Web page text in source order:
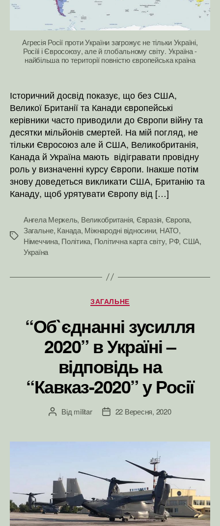
Агресія Росії проти України загрожує не тільки Україні,
Росіїі і Євросоюзу, але й глобальному світу. Україна -
найбільша по території повністю європейська країна
Історичний досвід показує, що без США,
Великої Британії та Канади європейські
керівники часто приводили до Європи війну та
десятки мільйонів смертей. На мій погляд, не
тільки Євросоюз але й США, Великобританія,
Канада й Україна мають відігравати провідну
роль у визначенні курсу Європи. Інакше потім
знову доведеться викликати США, Британію та
Канаду, щоб урятувати Європу від […]
Позначки
Ангела Меркель, Великобританія, Євразія, Європа,
Загальне, Канада, Міжнародні відносини, НАТО,
Німеччина, Політика, Політична карта світу, РФ, США,
Україна
Категорії
ЗАГАЛЬНЕ
“Об`єднанні зусилля
2020” в Україні –
відповідь на
“Кавказ-2020” у Росії
Автор
Відmilitar
Дата22 Вересня, 2020